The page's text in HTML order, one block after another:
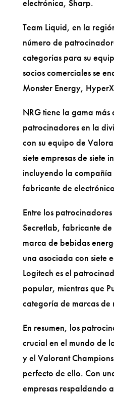
electrónica, Sharp.
Team Liquid, en la
número de
categorías para su
socios comerciales se
Monster Energy,
NRG tiene la gama más
patrocinadores en la
con su equipo de
siete empresas de siete
incluyendo la compañía
fabricante de
Entre los
Secretlab, fabricante
marca de bebidas
una asociada con siete
Logitech es el
popular, mientras que
categoría de marcas de
En resumen, los
crucial en el mundo de
y el Valorant
perfecto de ello. Con
empresas respaldando